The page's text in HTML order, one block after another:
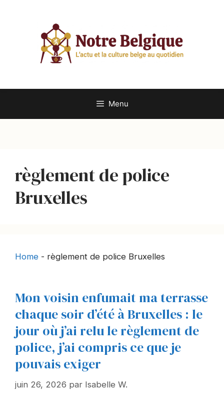
Menu
règlement de police
Bruxelles
Home - règlement de police Bruxelles
Mon voisin enfumait ma terrasse
chaque soir d’été à Bruxelles : le
jour où j’ai relu le règlement de
police, j’ai compris ce que je
pouvais exiger
juin 26, 2026 par Isabelle W.